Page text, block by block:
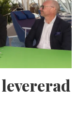
levererad